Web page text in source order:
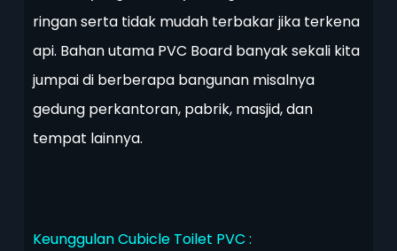
ringan serta tidak mudah terbakar jika terkena
api. Bahan utama PVC Board banyak sekali kita
jumpai di berberapa bangunan misalnya
gedung perkantoran, pabrik, masjid, dan
tempat lainnya.
Keunggulan Cubicle Toilet PVC :